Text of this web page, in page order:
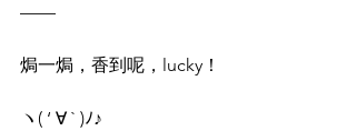
——
焗一焗，香到呢，lucky！
ヽ( ‘ ∀ ` )ﾉ♪